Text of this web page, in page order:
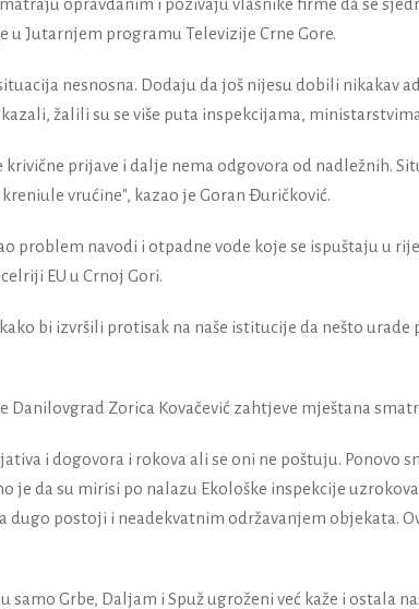
opravdanim i pozivaju vlasnike firme da se
u Jutarnjem programu Televizije Crne Gore.
nesnosna. Dodaju da još nijesu dobili nikakav
žalili su se više puta inspekcijama,
krivične prijave i dalje nema odgovora od nadležnih.
vrućine", kazao je Goran Đuričković.
problem navodi i otpadne vode koje se ispuštaju u
EU u Crnoj Gori.
bi izvršili protisak na naše istitucije da nešto urade
Danilovgrad Zorica Kovačević zahtjeve mještana
i dogovora i rokova ali se oni ne poštuju. Ponovo
je da su mirisi po nalazu Ekološke inspekcije
dugo postoji i neadekvatnim održavanjem objekata.
samo Grbe, Daljam i Spuž ugroženi već kaže i ostala